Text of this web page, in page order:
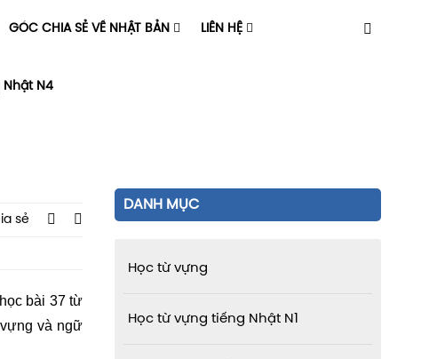
GÓC CHIA SẺ VỀ NHẬT BẢN LIÊN HỆ
N4
sẻ
bài 37 từ
và ngữ
DANH MỤC
Học từ vựng
Học từ vựng tiếng Nhật N1